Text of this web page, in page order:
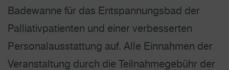
Badewanne für das Entspannungsbad der
Palliativpatienten und einer verbesserten
Personalausstattung auf. Alle Einnahmen der
Veranstaltung durch die Teilnahmegebühr der